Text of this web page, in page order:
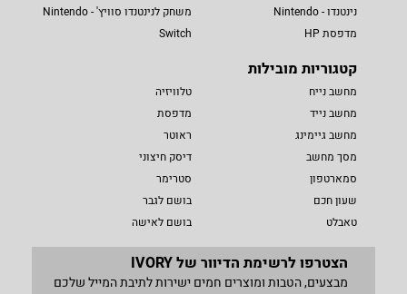
נינטנדו - Nintendo
מדפסת HP
משחק לנינטנדו סוויץ' - Nintendo
Switch
קטגוריות מובילות
מחשב נייח
מחשב נייד
מחשב גיימינג
מסך מחשב
סמארטפון
שעון חכם
טאבלט
טלוויזיה
מדפסת
ראוטר
דיסק חיצוני
סטרימר
בושם לגבר
בושם לאישה
הצטרפו לרשימת הדיוור של IVORY
מבצעים, הטבות ומוצרים חמים ישירות לתיבת המייל שלכם